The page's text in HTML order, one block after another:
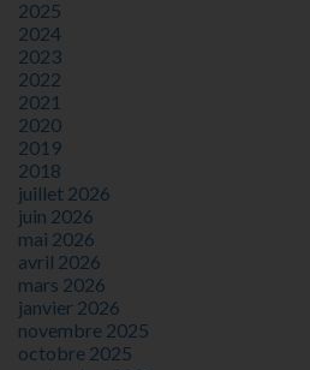
2025
2024
2023
2022
2021
2020
2019
2018
juillet 2026
juin 2026
mai 2026
avril 2026
mars 2026
janvier 2026
novembre 2025
octobre 2025